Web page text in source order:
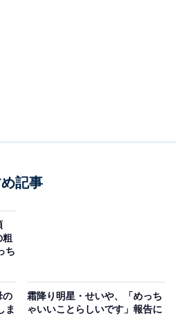
記事
粗
ち
の
ま
霜降り明星・せいや、「めっち
ゃいいことらしいです」報告に